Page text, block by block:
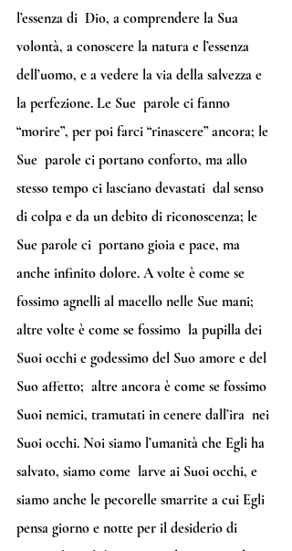
l’essenza di  Dio, a comprendere la Sua
volontà, a conoscere la natura e l’essenza
dell’uomo, e a vedere la via della salvezza e
la perfezione. Le Sue  parole ci fanno
“morire”, per poi farci “rinascere” ancora; le
Sue  parole ci portano conforto, ma allo
stesso tempo ci lasciano devastati  dal senso
di colpa e da un debito di riconoscenza; le
Sue parole ci  portano gioia e pace, ma
anche infinito dolore. A volte è come se
fossimo agnelli al macello nelle Sue mani;
altre volte è come se fossimo  la pupilla dei
Suoi occhi e godessimo del Suo amore e del
Suo affetto;  altre ancora è come se fossimo
Suoi nemici, tramutati in cenere dall’ira  nei
Suoi occhi. Noi siamo l’umanità che Egli ha
salvato, siamo come  larve ai Suoi occhi, e
siamo anche le pecorelle smarrite a cui Egli
pensa giorno e notte per il desiderio di